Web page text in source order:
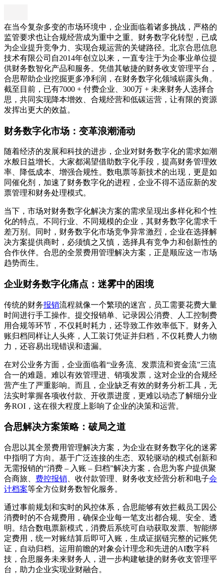
在当今复杂多变的市场环境中，企业面临着诸多挑战，严格的
监管要求也让合规经营成为重中之重。财务数字化转型，已成
为企业提升竞争力、实现合规运营的关键路径。北京合思信息
技术有限公司自2014年创立以来，一直专注于为企事业单位提
供财务数智化产品和服务。凭借其敏捷的财务收支管理平台，
合思帮助企业挖掘更多净利润，在财务数字化领域崭露头角。
截至目前，已有7000 + 付费企业、300万 + 未来财务人选择合
思，共同实现降本增效、合规经营和低碳运营，让有限的资源
发挥出更大的效益。
财务数字化市场：变革浪潮涌动
随着经济的发展和科技的进步，企业对财务数字化的需求如潮
水般日益增长。大家都渴望借助数字化手段，提高财务管理效
率、降低成本、增强合规性。数电票等新技术的出现，更是如
同催化剂，加速了财务数字化的进程，企业不得不适应新的发
票管理和财务处理模式。
当下，市场对财务数字化解决方案的需求呈现出多样化和个性
化的特点。不同行业、不同规模的企业，其财务数字化需求千
差万别。同时，财务数字化市场竞争异常激烈，企业在选择解
决方案提供商时，必须慎之又慎，选择具有竞争力和创新性的
合作伙伴。合思的全景费用管理解决方案，正是顺应这一市场
趋势而生。
企业财务数字化痛点：迷雾中的困境
传统的财务报销流程就像一个繁琐的迷宫，员工需要花费大量
时间进行手工操作。提交报销单、记录因公消费、人工控制费
用合规等环节，不仅耗时耗力，还导致工作效率低下。财务入
账归档同样让人头疼，人工装订凭证并归档，不仅耗费人力物
力，还容易出现错误和遗漏。
在对公业务方面，企业面临着“业务流、发票流和资金流”三流
合一的难题。难以有效管理进、销项发票，这对企业的合规经
营产生了严重影响。而且，企业缺乏有效的财务分析工具，无
法实时掌握各项收付款、开收票进度，更难以动态了解细分业
务ROI，这在很大程度上影响了企业的决策和运营。
合思解决方案策略：破局之道
合思以其全景费用管理解决方案，为企业在财务数字化的迷雾
中指明了方向。基于广泛连接的生态、双轮驱动的模式创新和
无需报销的“消费 – 入账 – 归档”解决方案，合思为客户提供聚
合商旅、 费控报销 、收付款管理、财务收支经营分析和电子会
计档案等全方位财务数智化服务。
通过事前规划和实时的风控体系，合思能够有效拦截员工因公
消费时的不合规费用，确保企业每一笔支出都合规、安全、透
明。结合数电票新模式，消费后系统可自动获取发票、智能绑
定费用，统一对账结算后即可入账，生成证据链完整的记账凭
证，自动归档。运用前瞻的对象会计理念和先进的AI数字科
技，合思服务未来财务人，进一步构建敏捷的财务收支管理平
台，助力企业实现业财融合。